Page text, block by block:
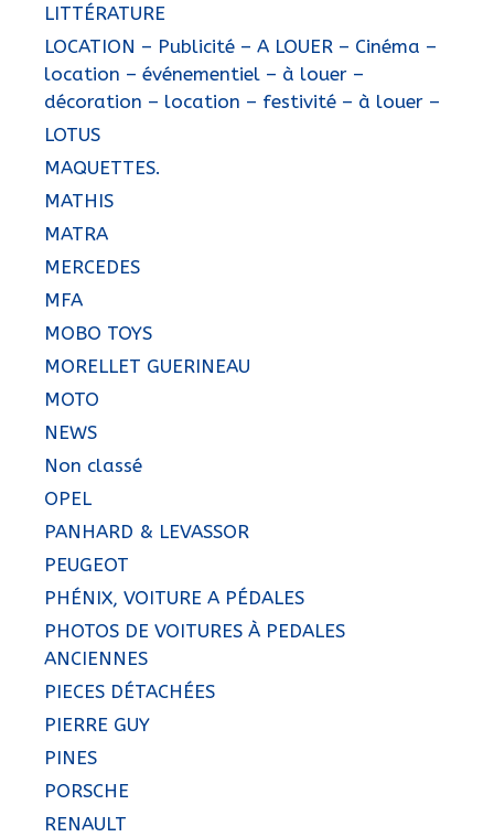
LITTÉRATURE
LOCATION – Publicité – A LOUER – Cinéma –
location – événementiel – à louer –
décoration – location – festivité – à louer –
LOTUS
MAQUETTES.
MATHIS
MATRA
MERCEDES
MFA
MOBO TOYS
MORELLET GUERINEAU
MOTO
NEWS
Non classé
OPEL
PANHARD & LEVASSOR
PEUGEOT
PHÉNIX, VOITURE A PÉDALES
PHOTOS DE VOITURES À PEDALES
ANCIENNES
PIECES DÉTACHÉES
PIERRE GUY
PINES
PORSCHE
RENAULT